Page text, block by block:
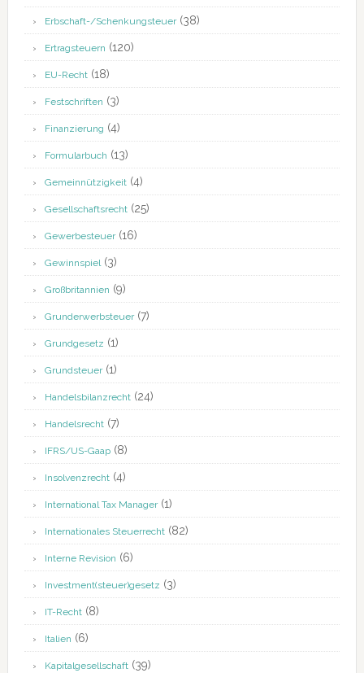
Erbschaft-/Schenkungsteuer(38)
Ertragsteuern (120)
EU-Recht(18)
Festschriften (3)
Finanzierung (4)
Formularbuch (13)
Gemeinnützigkeit(4)
Gesellschaftsrecht(25)
Gewerbesteuer(16)
Gewinnspiel(3)
Großbritannien (9)
Grunderwerbsteuer(7)
Grundgesetz (1)
Grundsteuer(1)
Handelsbilanzrecht(24)
Handelsrecht(7)
IFRS/US-Gaap(8)
Insolvenzrecht(4)
International Tax Manager(1)
Internationales Steuerrecht(82)
Interne Revision (6)
Investment(steuer)gesetz (3)
IT-Recht(8)
Italien (6)
Kapitalgesellschaft(39)